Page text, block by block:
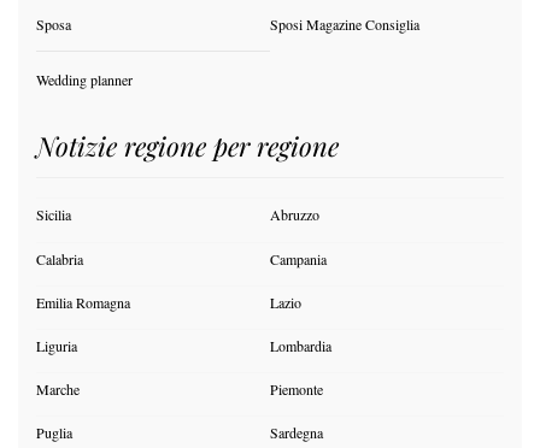
Sposa Sposi Magazine Consiglia
Wedding planner
Notizie regione per regione
Sicilia Abruzzo
Calabria Campania
Emilia Romagna Lazio
Liguria Lombardia
Marche Piemonte
Puglia Sardegna